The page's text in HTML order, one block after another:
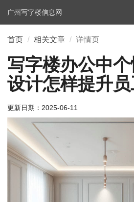
广州写字楼信息网
首页 相关文章 详情页
写字楼办公中
设计怎样提升
更新日期： 2025-06-11